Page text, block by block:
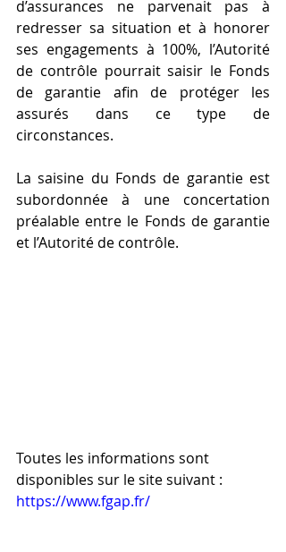
d’assurances ne parvenait pas à
redresser sa situation et à honorer
ses engagements à 100%, l’Autorité
de contrôle pourrait saisir le Fonds
de garantie afin de protéger les
assurés dans ce type de
circonstances.
La saisine du Fonds de garantie est
subordonnée à une concertation
préalable entre le Fonds de garantie
et l’Autorité de contrôle.
Toutes les informations sont
disponibles sur le site suivant :
https://www.fgap.fr/